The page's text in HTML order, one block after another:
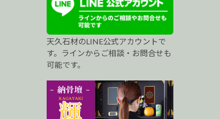
ト
ロ
天久石材のLINE公式アカウントで
す。ラインからご相談・お問合せも
可能です。